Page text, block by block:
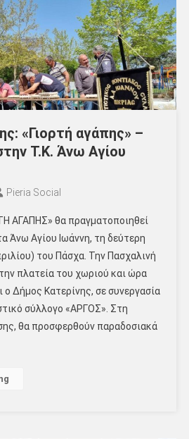
«Γιορτή αγάπης» –
Τ.Κ. Άνω Αγίου
Pieria Social
ΑΓΑΠΗΣ» θα πραγματοποιηθεί
Άνω Αγίου Ιωάννη, τη δεύτερη
του Πάσχα. Την Πασχαλινή
πλατεία του χωριού και ώρα
ο Δήμος Κατερίνης, σε συνεργασία
σύλλογο «ΑΡΓΟΣ». Στη
θα προσφερθούν παραδοσιακά